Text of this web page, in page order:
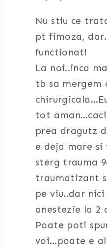
Nu stiu ce
pt fimoza,
functionat!
La noi..inca
tb sa mergem
tot
prea dragutz
e deja mare si
sterg trauma
traumatizant
pe viu..dar
anestezie la 2
Poate poti
voi…poate e